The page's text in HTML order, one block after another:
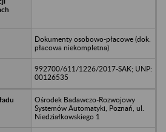
Dokumenty osobowo-płacowe (dok.
płacowa niekompletna)
992700/611/1226/2017-SAK; UNP:
00126535
Ośrodek Badawczo-Rozwojowy
Systemów Automatyki, Poznań, ul.
Niedziałkowskiego 1